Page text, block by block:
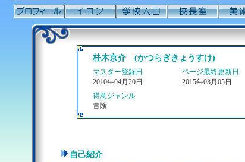
桂木京介 (かつらぎきょうすけ)
マスター登録日
2010年04月20日
ページ最終更新日
2015年03月05日
得意ジャンル
冒険
自己紹介